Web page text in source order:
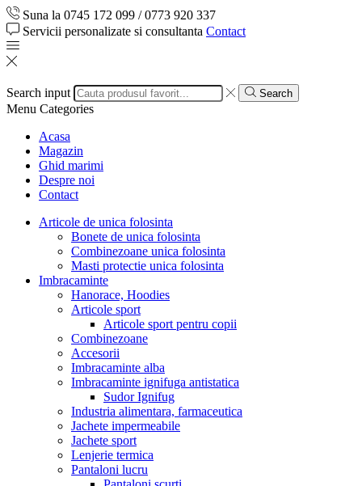
Suna la 0745 172 099 / 0773 920 337
Servicii personalizate si consultanta Contact
Search input Search
Menu Categories
Acasa
Magazin
Ghid marimi
Despre noi
Contact
Articole de unica folosinta
Bonete de unica folosinta
Combinezoane unica folosinta
Masti protectie unica folosinta
Imbracaminte
Hanorace, Hoodies
Articole sport
Articole sport pentru copii
Combinezoane
Accesorii
Imbracaminte alba
Imbracaminte ignifuga antistatica
Sudor Ignifug
Industria alimentara, farmaceutica
Jachete impermeabile
Jachete sport
Lenjerie termica
Pantaloni lucru